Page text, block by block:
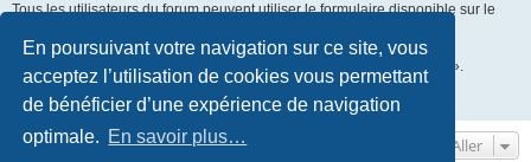
En poursuivant votre navigation sur ce site, vous
acceptez l’utilisation de cookies vous permettant
de bénéficier d’une expérience de navigation
optimale. En savoir plus…
Tous les utilisateurs du forum peuvent utiliser le formulaire disponible sur le
administrateurs du forum.
Les membres du forum peuvent également utiliser le lien « L’équipe ».
Haut
Aller